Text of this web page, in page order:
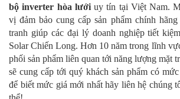
bộ inverter hòa lưới uy tín tại Việt Nam.
vị đảm bảo cung cấp sản phẩm chính
tranh giúp các đại lý doanh nghiệp tiết
Solar Chiến Long. Hơn 10 năm trong lĩnh
phối sản phẩm liên quan tới năng lượng mặt
sẽ cung cấp tới quý khách sản phẩm có
để biết mức giá mới nhất hãy liên hệ chúng